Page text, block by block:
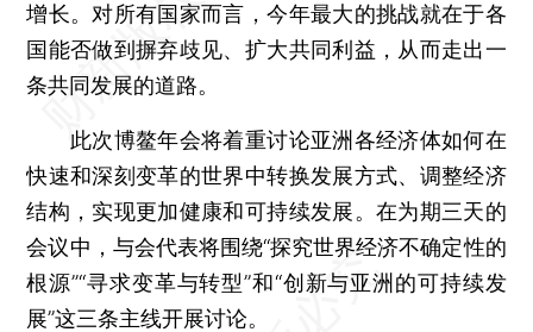
增长。对所有国家而言，今年最大的挑战就在于各
国能否做到摒弃歧见、扩大共同利益，从而走出一
条共同发展的道路。
此次博鳌年会将着重讨论亚洲各经济体如何在
快速和深刻变革的世界中转换发展方式、调整经济
结构，实现更加健康和可持续发展。在为期三天的
会议中，与会代表将围绕“探究世界经济不确定性的
根源”“寻求变革与转型”和“创新与亚洲的可持续发
展”这三条主线开展讨论。